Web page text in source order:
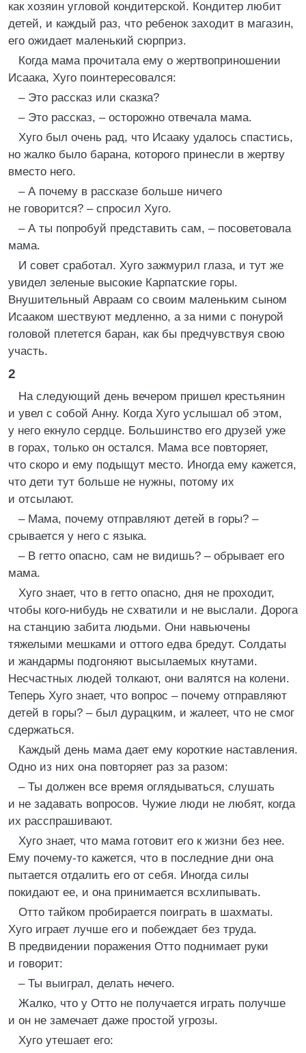
как хозяин угловой кондитерской. Кондитер любит
детей, и каждый раз, что ребенок заходит в магазин,
его ожидает маленький сюрприз.
Когда мама прочитала ему о жертвоприношении
Исаака, Хуго поинтересовался:
– Это рассказ или сказка?
– Это рассказ, – осторожно отвечала мама.
Хуго был очень рад, что Исааку удалось спастись,
но жалко было барана, которого принесли в жертву
вместо него.
– А почему в рассказе больше ничего
не говорится? – спросил Хуго.
– А ты попробуй представить сам, – посоветовала
мама.
И совет сработал. Хуго зажмурил глаза, и тут же
увидел зеленые высокие Карпатские горы.
Внушительный Авраам со своим маленьким сыном
Исааком шествуют медленно, а за ними с понурой
головой плетется баран, как бы предчувствуя свою
участь.
2
На следующий день вечером пришел крестьянин
и увел с собой Анну. Когда Хуго услышал об этом,
у него екнуло сердце. Большинство его друзей уже
в горах, только он остался. Мама все повторяет,
что скоро и ему подыщут место. Иногда ему кажется,
что дети тут больше не нужны, потому их
и отсылают.
– Мама, почему отправляют детей в горы? –
срывается у него с языка.
– В гетто опасно, сам не видишь? – обрывает его
мама.
Хуго знает, что в гетто опасно, дня не проходит,
чтобы кого-нибудь не схватили и не выслали. Дорога
на станцию забита людьми. Они навьючены
тяжелыми мешками и оттого едва бредут. Солдаты
и жандармы подгоняют высылаемых кнутами.
Несчастных людей толкают, они валятся на колени.
Теперь Хуго знает, что вопрос – почему отправляют
детей в горы? – был дурацким, и жалеет, что не смог
сдержаться.
Каждый день мама дает ему короткие наставления.
Одно из них она повторяет раз за разом:
– Ты должен все время оглядываться, слушать
и не задавать вопросов. Чужие люди не любят, когда
их расспрашивают.
Хуго знает, что мама готовит его к жизни без нее.
Ему почему-то кажется, что в последние дни она
пытается отдалить его от себя. Иногда силы
покидают ее, и она принимается всхлипывать.
Отто тайком пробирается поиграть в шахматы.
Хуго играет лучше его и побеждает без труда.
В предвидении поражения Отто поднимает руки
и говорит:
– Ты выиграл, делать нечего.
Жалко, что у Отто не получается играть получше
и он не замечает даже простой угрозы.
Хуго утешает его: